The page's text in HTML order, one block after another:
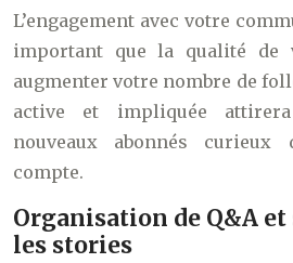
L’engagement avec votre
important que la qualité de
augmenter votre nombre de
active et impliquée
nouveaux abonnés curieux
compte.
Organisation de Q&A
les stories